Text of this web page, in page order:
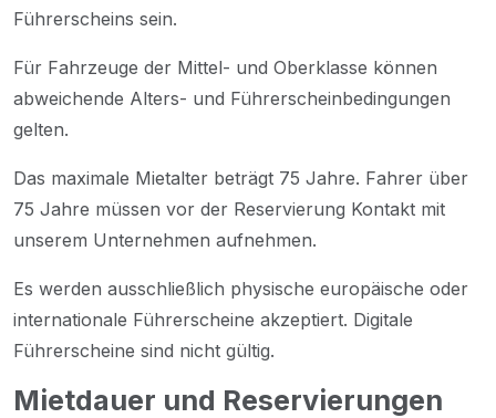
Führerscheins sein.
Für Fahrzeuge der Mittel- und Oberklasse können
abweichende Alters- und Führerscheinbedingungen
gelten.
Das maximale Mietalter beträgt 75 Jahre. Fahrer über
75 Jahre müssen vor der Reservierung Kontakt mit
unserem Unternehmen aufnehmen.
Es werden ausschließlich physische europäische oder
internationale Führerscheine akzeptiert. Digitale
Führerscheine sind nicht gültig.
Mietdauer und Reservierungen